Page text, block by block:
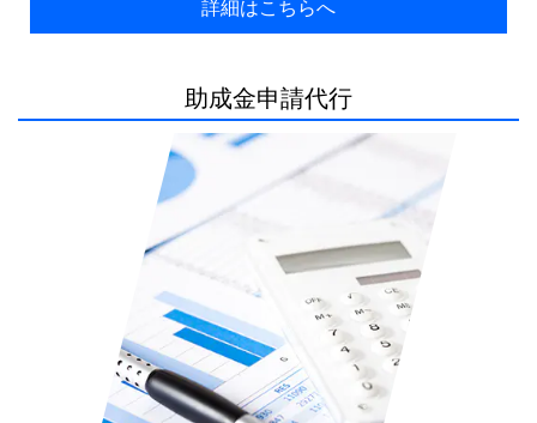
詳細はこちらへ
助成金申請代行